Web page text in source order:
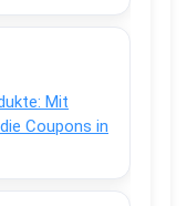
Mit
Coupons in